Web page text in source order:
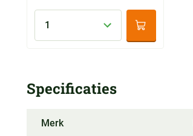
Specificaties
Merk